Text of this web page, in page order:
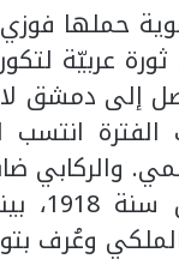
شفوية
عربيّة
إلى دمشق
أول
وعُرف